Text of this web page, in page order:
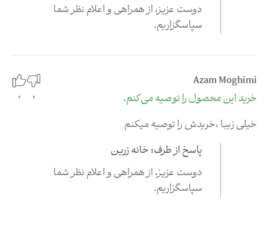
دوست عزیز،‌ از همراهی و اعلام نظر شما
سپاسگزاریم.
Azam Moghimi
خرید این محصول را توصیه می‌کنم.
0
0
خیلی زیبا ،خریدش را توصیه میکنم
پاسخ از طرف: خانه زرین
دوست عزیز،‌ از همراهی و اعلام نظر شما
سپاسگزاریم.